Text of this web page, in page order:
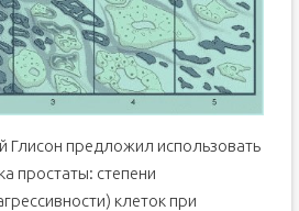
Глисон предложил использовать
простаты: степени
клеток при